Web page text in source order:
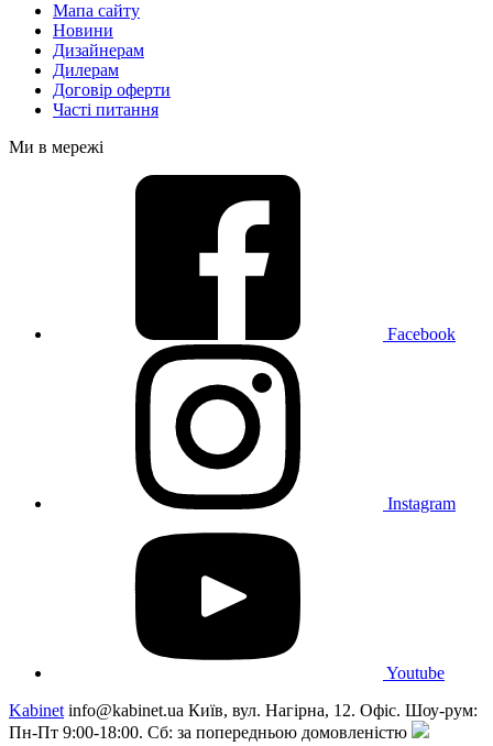
Мапа сайту
Новини
Дизайнерам
Дилерам
Договір оферти
Часті питання
Ми в мережі
Facebook
Instagram
Youtube
Kabinet info@kabinet.ua Київ, вул. Нагірна, 12. Офіс. Шоу-рум:
Пн-Пт 9:00-18:00. Сб: за попередньою домовленістю